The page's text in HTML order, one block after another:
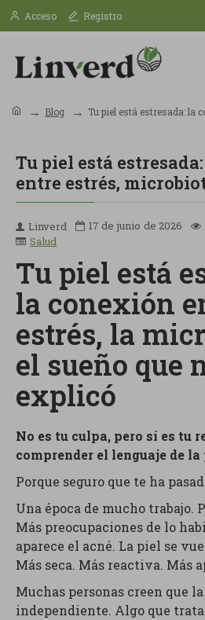
Acceso Registro
Blog Tu piel está estresada: la
Tu piel está
entre estrés,
Linverd 17 de junio de 2026
Salud
Tu piel está
la conexión
estrés, la
el sueño que
explicó
No es tu culpa, pero sí es tu
comprender el lenguaje de la
Porque seguro que te ha
Una época de mucho trabajo.
Más preocupaciones de lo
aparece el acné. La piel se
Más seca. Más reactiva. Más
Muchas personas creen que
independiente. Algo que